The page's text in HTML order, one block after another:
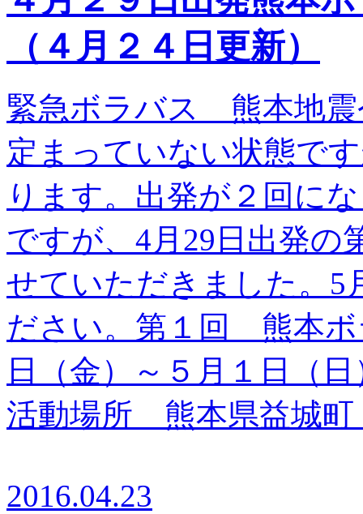
（４月２４日更新）
緊急ボラバス 熊本地震
定まっていない状態で
ります。出発が２回に
ですが、4月29日出発の
せていただきました。5
ださい。第１回 熊
日（金）～５月１日
活動場所 熊本県益城
2016.04.23